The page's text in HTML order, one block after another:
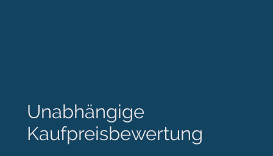
Unabhängige
Kaufpreisbewertung